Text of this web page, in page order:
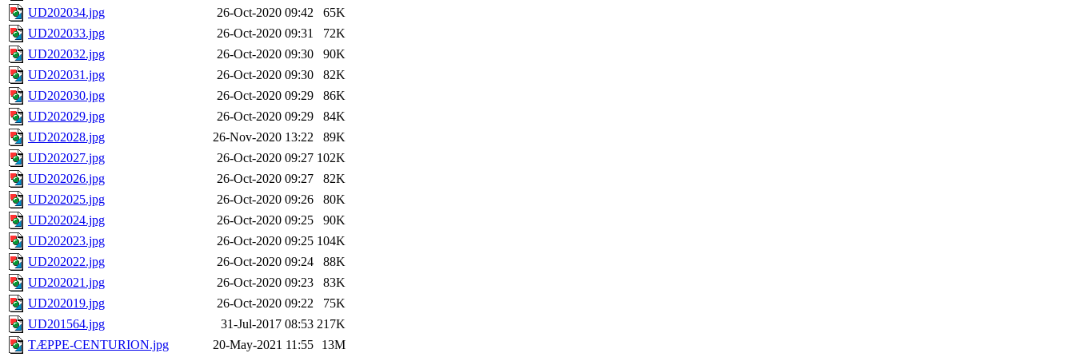
UD202034.jpg
26-Oct-2020 09:42
65K
UD202033.jpg
26-Oct-2020 09:31
72K
UD202032.jpg
26-Oct-2020 09:30
90K
UD202031.jpg
26-Oct-2020 09:30
82K
UD202030.jpg
26-Oct-2020 09:29
86K
UD202029.jpg
26-Oct-2020 09:29
84K
UD202028.jpg
26-Nov-2020 13:22
89K
UD202027.jpg
26-Oct-2020 09:27 102K
UD202026.jpg
26-Oct-2020 09:27
82K
UD202025.jpg
26-Oct-2020 09:26
80K
UD202024.jpg
26-Oct-2020 09:25
90K
UD202023.jpg
26-Oct-2020 09:25 104K
UD202022.jpg
26-Oct-2020 09:24
88K
UD202021.jpg
26-Oct-2020 09:23
83K
UD202019.jpg
26-Oct-2020 09:22
75K
UD201564.jpg
31-Jul-2017 08:53 217K
TÆPPE-CENTURION.jpg
20-May-2021 11:55
13M